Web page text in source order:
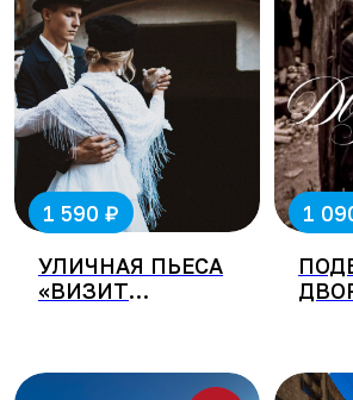
УЛИЧНАЯ ПЬЕСА
«ВИЗИТ
1 590 ₽ 1